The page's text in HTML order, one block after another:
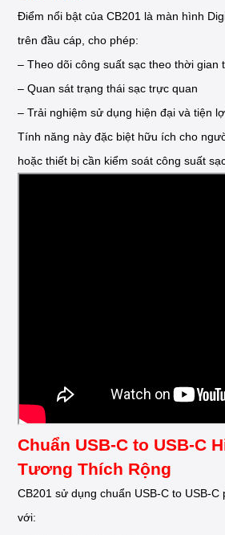
Điểm nổi bật của CB201 là màn hình
trên đầu cáp, cho phép:
– Theo dõi công suất sạc theo thời gian
– Quan sát trạng thái sạc trực quan
– Trải nghiệm sử dụng hiện đại và tiện
Tính năng này đặc biệt hữu ích cho
hoặc thiết bị cần kiểm soát công suất
Chuẩn USB-C to USB-C
Tương Thích Rộng
CB201 sử dụng chuẩn USB-C to USB-
với: